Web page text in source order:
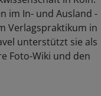
im In- und Ausland -
Verlagspraktikum in
unterstützt sie als
Foto-Wiki und den